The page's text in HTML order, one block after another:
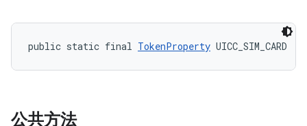
public static final TokenProperty UICC_SIM_CARD
公共方法